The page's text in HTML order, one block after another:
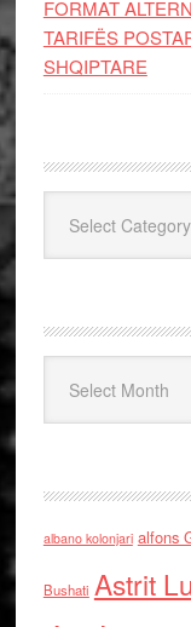
FORMAT
TARIFËS
SHQIPTARE
albano kolonjari alfons
Bushati Astrit